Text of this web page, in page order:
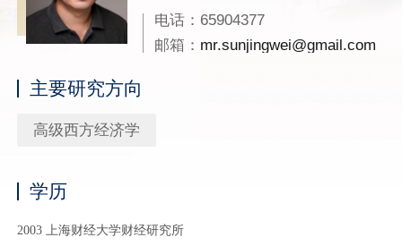
电话：65904377
邮箱： mr.sunjingwei@gmail.com
主要研究方向
高级西方经济学
学历
2003 上海财经大学财经研究所